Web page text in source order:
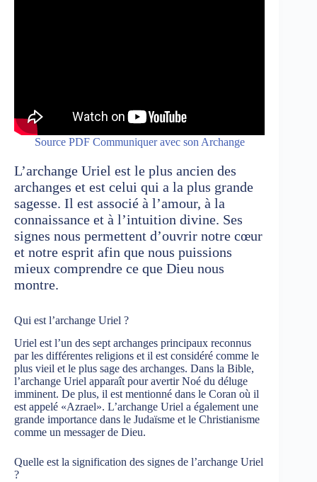
Source PDF Communiquer avec son Archange
L’archange Uriel est le plus ancien des
archanges et est celui qui a la plus grande
sagesse. Il est associé à l’amour, à la
connaissance et à l’intuition divine. Ses
signes nous permettent d’ouvrir notre cœur
et notre esprit afin que nous puissions
mieux comprendre ce que Dieu nous
montre.
Qui est l’archange Uriel ?
Uriel est l’un des sept archanges principaux reconnus
par les différentes religions et il est considéré comme le
plus vieil et le plus sage des archanges. Dans la Bible,
l’archange Uriel apparaît pour avertir Noé du déluge
imminent. De plus, il est mentionné dans le Coran où il
est appelé «Azrael». L’archange Uriel a également une
grande importance dans le Judaïsme et le Christianisme
comme un messager de Dieu.
Quelle est la signification des signes de l’archange Uriel
?